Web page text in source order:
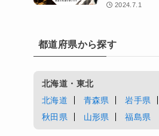
2024.7.1
都道府県から探す
北海道・東北
北海道
青森県 岩手県
秋田県
山形県 福島県